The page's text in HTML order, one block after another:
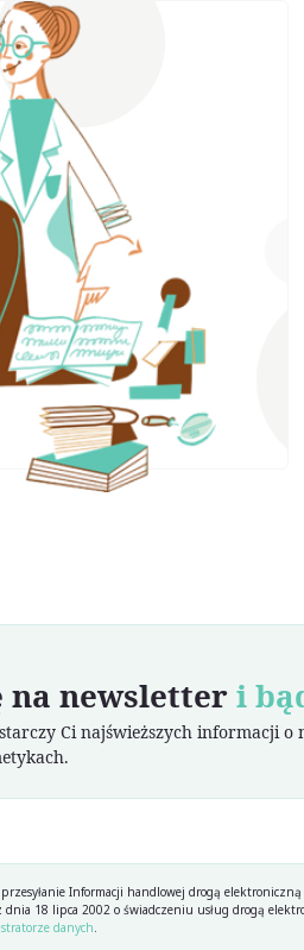
na newsletter i
Ci najświeższych informacji o
Informacji handlowej drogą
dnia 18 lipca 2002 o świadczeniu usług drogą
danych.